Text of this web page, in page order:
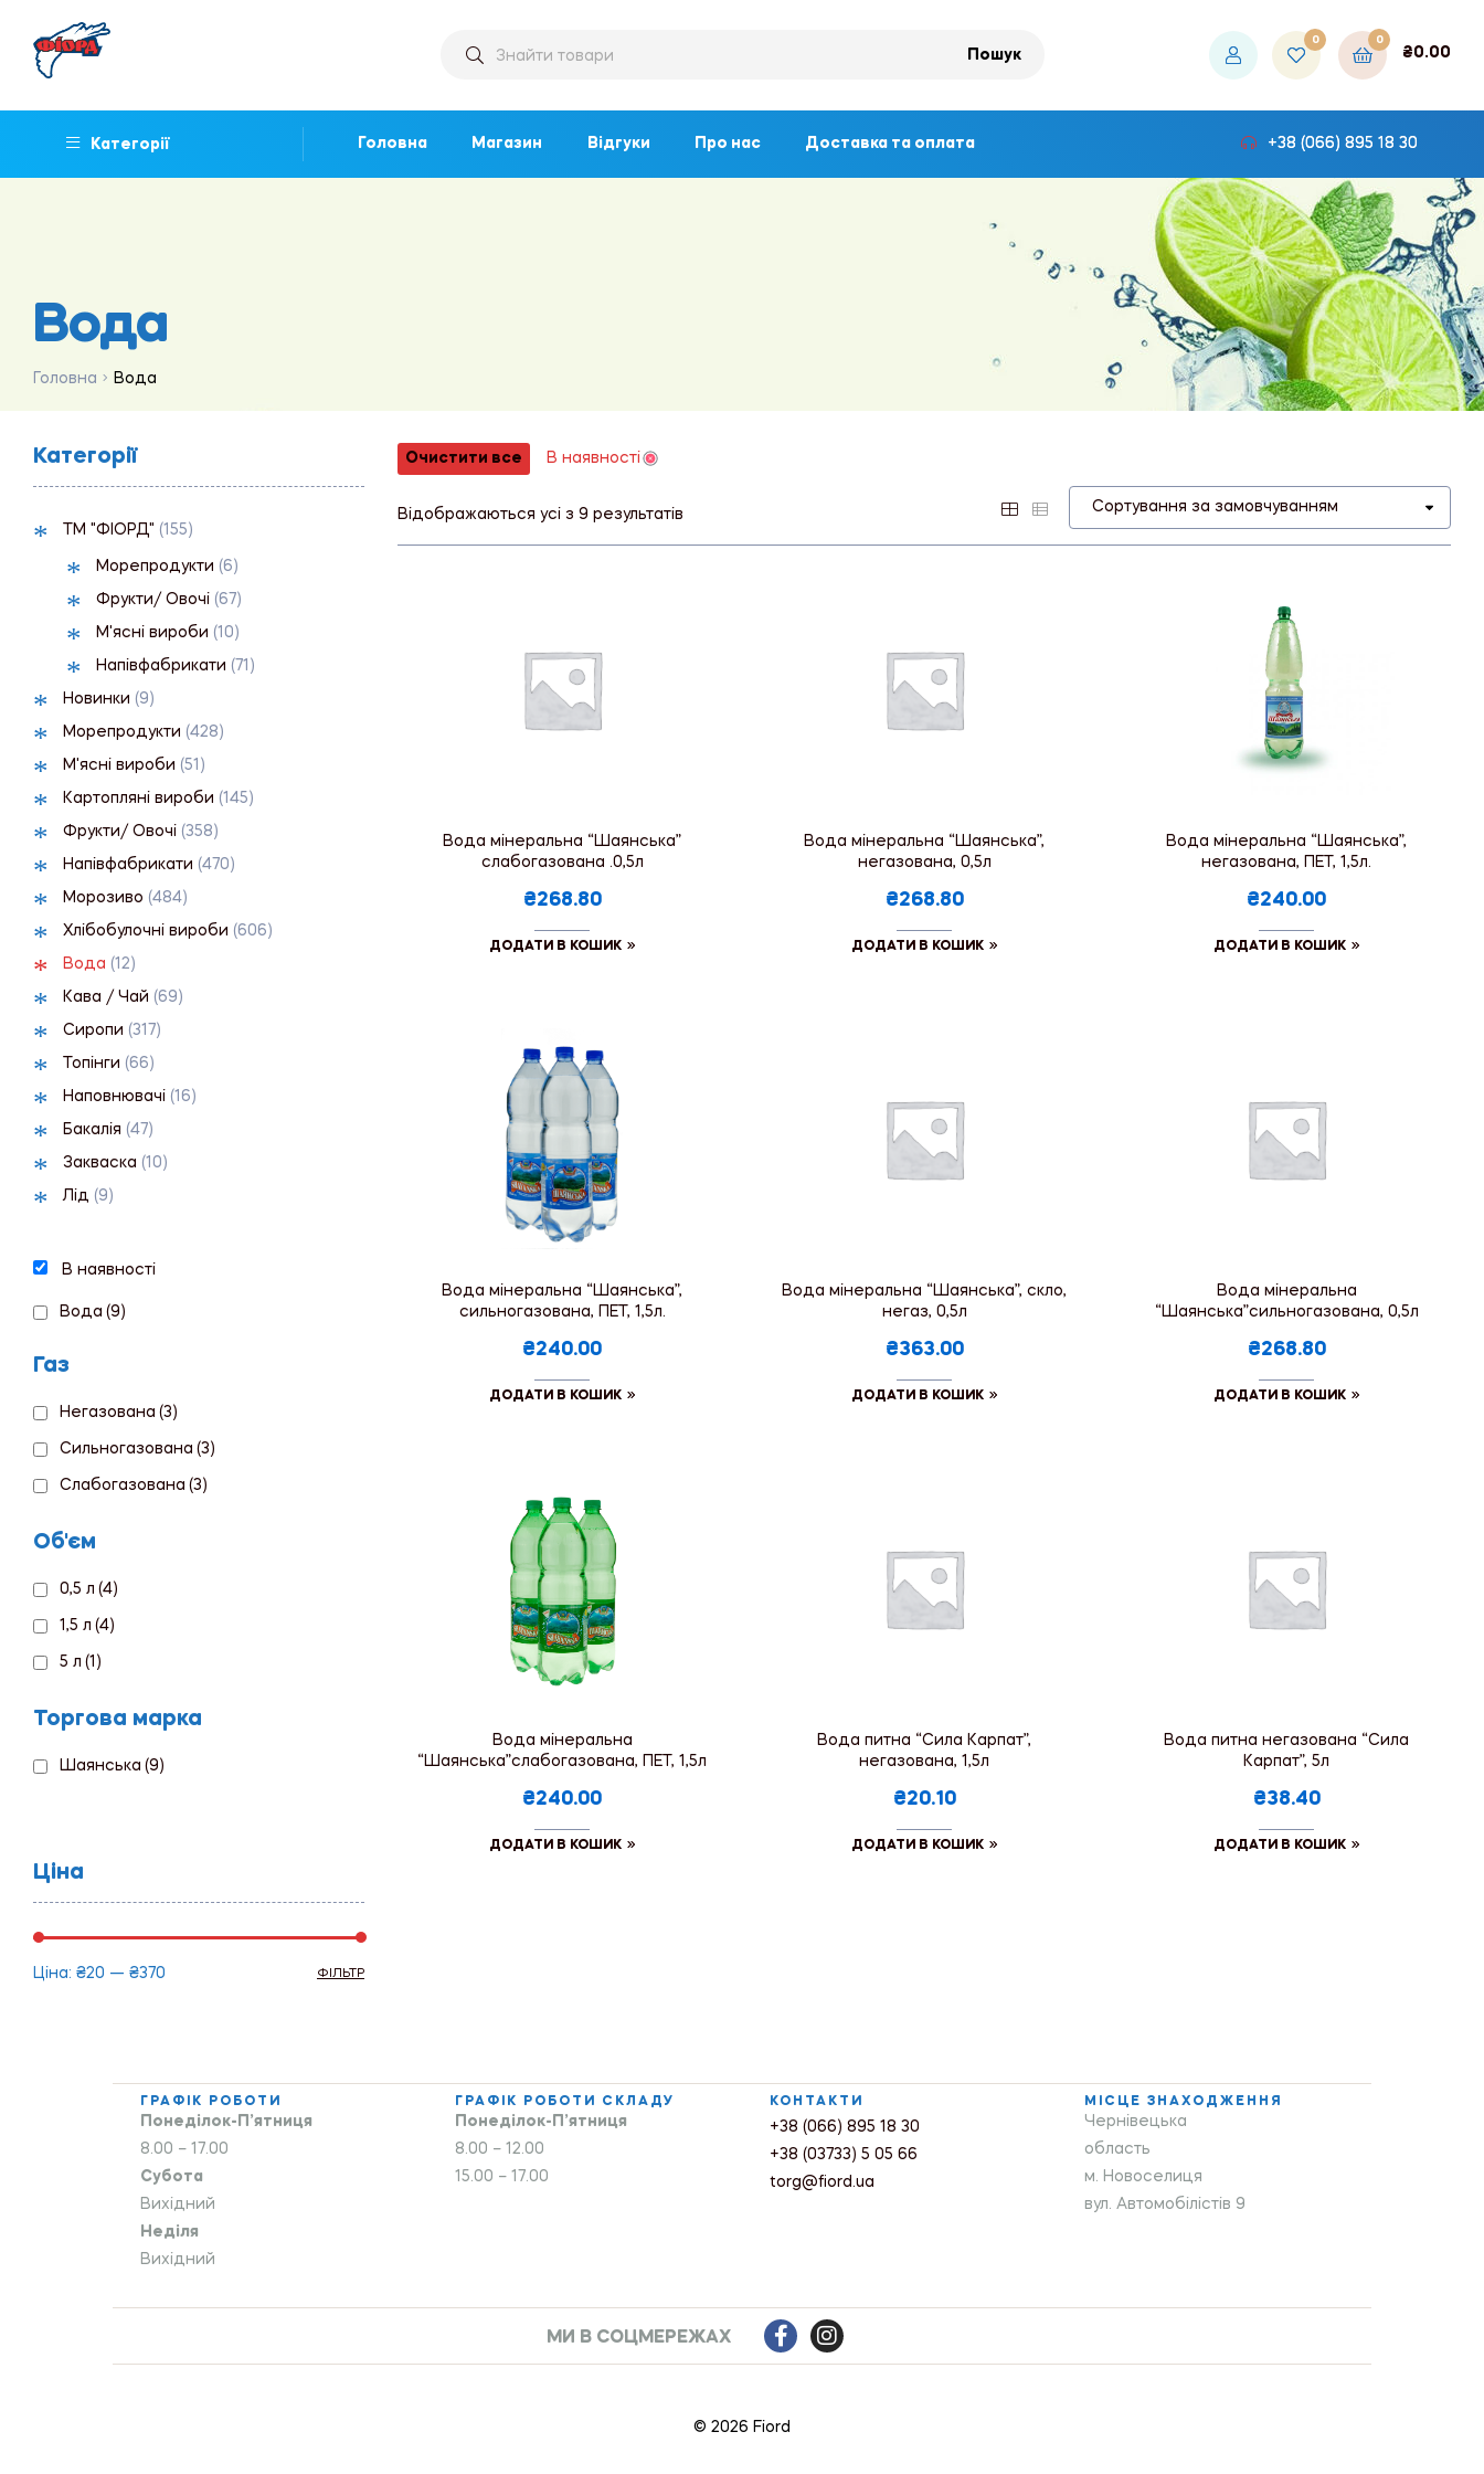
Пошук
0 0
₴0.00
Категорії Головна Магазин Відгуки Про нас Доставка та оплата +38 (066) 895 18 30
Вода
Головна Вода
Очистити все В наявності
Відображаються усі з 9 результатів
Вода мінеральна “Шаянська”
слабогазована .0,5л
₴268.80
ДОДАТИ В КОШИК
Вода мінеральна “Шаянська”,
негазована, 0,5л
₴268.80
ДОДАТИ В КОШИК
Вода мінеральна “Шаянська”,
негазована, ПЕТ, 1,5л.
₴240.00
ДОДАТИ В КОШИК
Вода мінеральна “Шаянська”,
сильногазована, ПЕТ, 1,5л.
₴240.00
ДОДАТИ В КОШИК
Вода мінеральна “Шаянська”, скло,
негаз, 0,5л
₴363.00
ДОДАТИ В КОШИК
Вода мінеральна
“Шаянська”сильногазована, 0,5л
₴268.80
ДОДАТИ В КОШИК
Вода мінеральна
“Шаянська”слабогазована, ПЕТ, 1,5л
₴240.00
ДОДАТИ В КОШИК
Вода питна “Сила Карпат”,
негазована, 1,5л
₴20.10
ДОДАТИ В КОШИК
Вода питна негазована “Сила
Карпат”, 5л
₴38.40
ДОДАТИ В КОШИК
Категорії
ТМ "ФІОРД" (155)
Морепродукти (6)
Фрукти/ Овочі (67)
М'ясні вироби (10)
Напівфабрикати (71)
Новинки (9)
Морепродукти (428)
М'ясні вироби (51)
Картопляні вироби (145)
Фрукти/ Овочі (358)
Напівфабрикати (470)
Морозиво (484)
Хлібобулочні вироби (606)
Вода (12)
Кава / Чай (69)
Сиропи (317)
Топінги (66)
Наповнювачі (16)
Бакалія (47)
Закваска (10)
Лід (9)
В наявності
Вода (9)
Газ
Негазована (3)
Сильногазована (3)
Слабогазована (3)
Об'єм
0,5 л (4)
1,5 л (4)
5 л (1)
Торгова марка
Шаянська (9)
Ціна
ФІЛЬТР
Ціна: ₴20 — ₴370
ГРАФІК РОБОТИ
Понеділок-П’ятниця
8.00 – 17.00
Субота
Вихідний
Неділя
Вихідний
ГРАФІК РОБОТИ СКЛАДУ
Понеділок-П’ятниця
8.00 – 12.00
15.00 – 17.00
КОНТАКТИ
+38 (066) 895 18 30
+38 (03733) 5 05 66
torg@fiord.ua
МІСЦЕ ЗНАХОДЖЕННЯ
Чернівецька
область
м. Новоселиця
вул. Автомобілістів 9
МИ В СОЦМЕРЕЖАХ
© 2026 Fiord